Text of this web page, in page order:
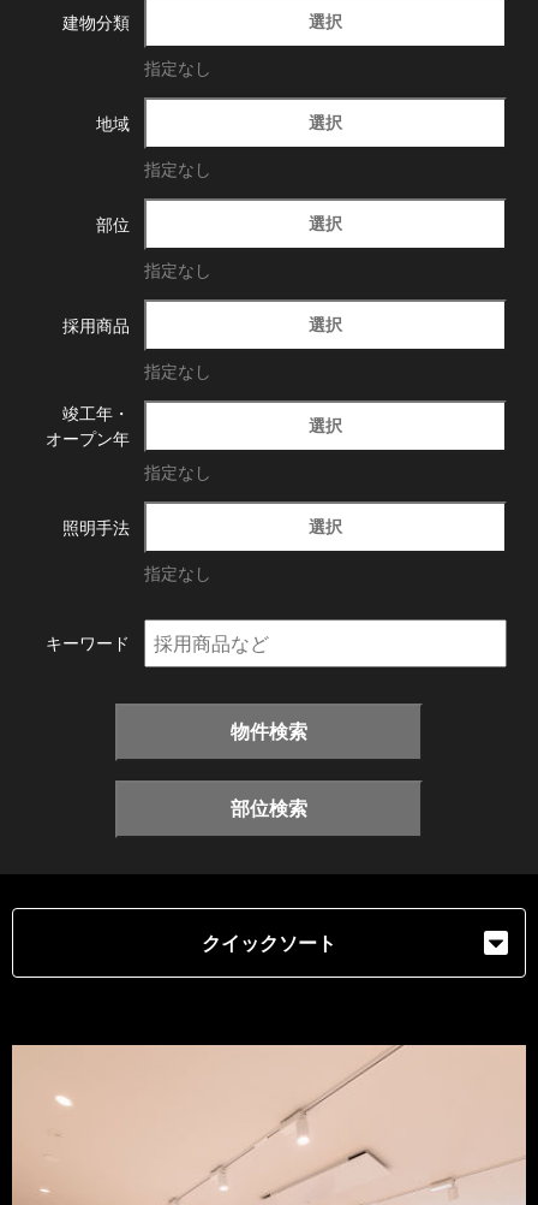
建物分類 選択
指定なし
地域 選択
指定なし
部位 選択
指定なし
採用商品 選択
指定なし
竣工年・
オープン年
選択
指定なし
照明手法 選択
指定なし
キーワード
物件検索
部位検索
クイックソート